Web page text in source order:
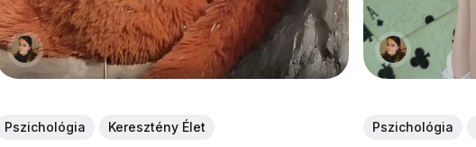
Pszichológia Keresztény Élet Pszichológia